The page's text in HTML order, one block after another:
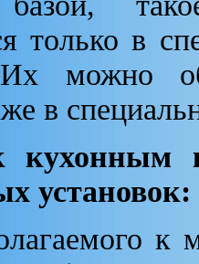
только в
можно
в
кухонным
установок: